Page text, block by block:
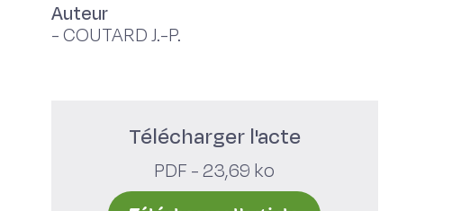
Auteur
-COUTARD J.-P.
Télécharger l'acte
PDF - 23,69 ko